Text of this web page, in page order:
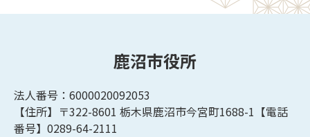
鹿沼市役所
法人番号：6000020092053
【住所】〒322-8601 栃木県鹿沼市今宮町1688-1【電話
番号】0289-64-2111